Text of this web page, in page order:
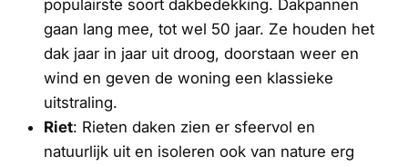
populairste soort dakbedekking. Dakpannen
gaan lang mee, tot wel 50 jaar. Ze houden het
dak jaar in jaar uit droog, doorstaan weer en
wind en geven de woning een klassieke
uitstraling.
Riet: Rieten daken zien er sfeervol en
natuurlijk uit en isoleren ook van nature erg